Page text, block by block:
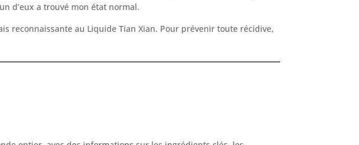
d’eux a trouvé mon état normal.
reconnaissante au Liquide Tian Xian. Pour prévenir toute récidive,